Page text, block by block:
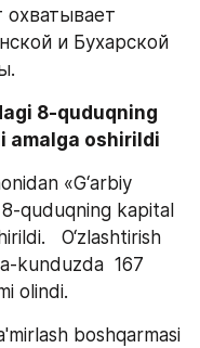
охватывает
и Бухарской
8-quduqning
amalga oshirildi
«G‘arbiy
quduqning kapital
O‘zlashtirish
kunduzda  167
olindi.
boshqarmasi